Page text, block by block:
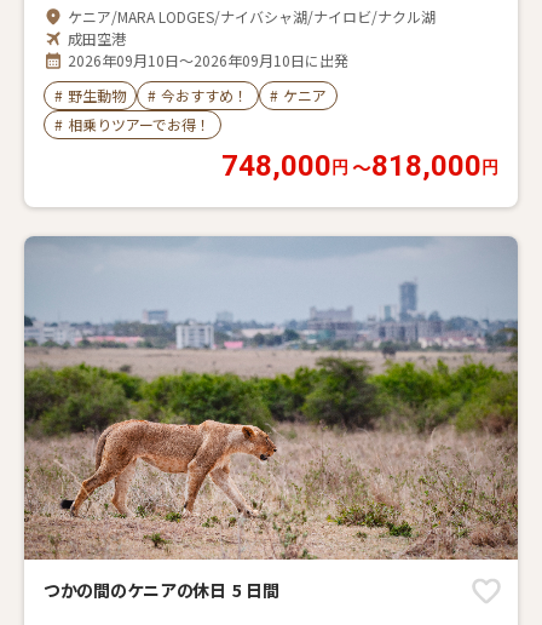
ケニア/MARA LODGES/ナイバシャ湖/ナイロビ/ナクル湖
成田空港
2026年09月10日～2026年09月10日に出発
# 野生動物 # 今おすすめ！ # ケニア
# 相乗りツアーでお得！
748,000 円 〜818,000 円
つかの間のケニアの休日 5 日間